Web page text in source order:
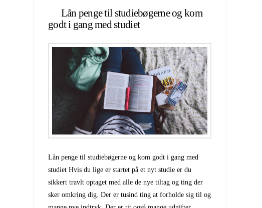
Lån penge til studiebøgerne og kom
godt i gang med studiet
Lån penge til studiebøgerne og kom godt i gang med
studiet Hvis du lige er startet på et nyt studie er du
sikkert travlt optaget med alle de nye tiltag og ting der
sker omkring dig. Der er tusind ting at forholde sig til og